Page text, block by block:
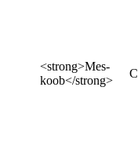
<strong>Mes-
koob</strong>